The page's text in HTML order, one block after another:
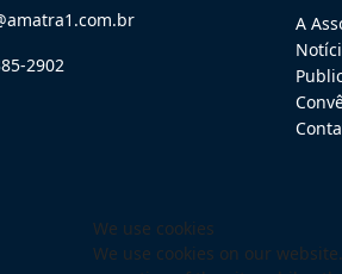
2902
A
We use cookies
We use cookies on our